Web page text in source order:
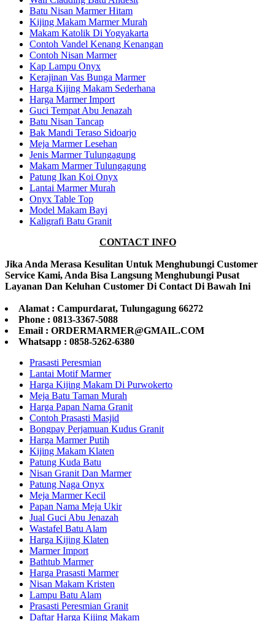
Batu Nisan Marmer Hitam
Kijing Makam Marmer Murah
Makam Katolik Di Yogyakarta
Contoh Vandel Kenang Kenangan
Contoh Nisan Marmer
Kap Lampu Onyx
Kerajinan Vas Bunga Marmer
Harga Kijing Makam Sederhana
Harga Marmer Import
Guci Tempat Abu Jenazah
Batu Nisan Tancap
Bak Mandi Teraso Sidoarjo
Meja Marmer Lesehan
Jenis Marmer Tulungagung
Makam Marmer Tulungagung
Patung Ikan Koi Onyx
Lantai Marmer Murah
Onyx Table Top
Model Makam Bayi
Kaligrafi Batu Granit
CONTACT INFO
Jika Anda Merasa Kesulitan Untuk Menghubungi Customer
Service Kami, Anda Bisa Langsung Menghubungi Pusat
Layanan Dan Keluhan Customer Di Contact Di Bawah Ini
Alamat : Campurdarat, Tulungagung 66272
Phone : 0813-3367-5088
Email : ORDERMARMER@GMAIL.COM
Whatsapp : 0858-5262-6380
Prasasti Peresmian
Lantai Motif Marmer
Harga Kijing Makam Di Purwokerto
Meja Batu Taman Murah
Harga Papan Nama Granit
Contoh Prasasti Masjid
Bongpay Perjamuan Kudus Granit
Harga Marmer Putih
Kijing Makam Klaten
Patung Kuda Batu
Nisan Granit Dan Marmer
Patung Naga Onyx
Meja Marmer Kecil
Papan Nama Meja Ukir
Jual Guci Abu Jenazah
Wastafel Batu Alam
Harga Kijing Klaten
Marmer Import
Bathtub Marmer
Harga Prasasti Marmer
Nisan Makam Kristen
Lampu Batu Alam
Prasasti Peresmian Granit
Daftar Harga Kijing Makam